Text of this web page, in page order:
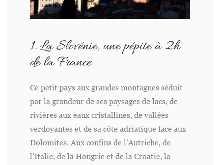
1. La Slovénie, une pépite à 2h
de la France
Ce petit pays aux grandes montagnes séduit
par la grandeur de ses paysages de lacs, de
rivières aux eaux cristallines, de vallées
verdoyantes et de sa côte adriatique face aux
Dolomites. Aux confins de l’Autriche, de
l’Italie, de la Hongrie et de la Croatie, la